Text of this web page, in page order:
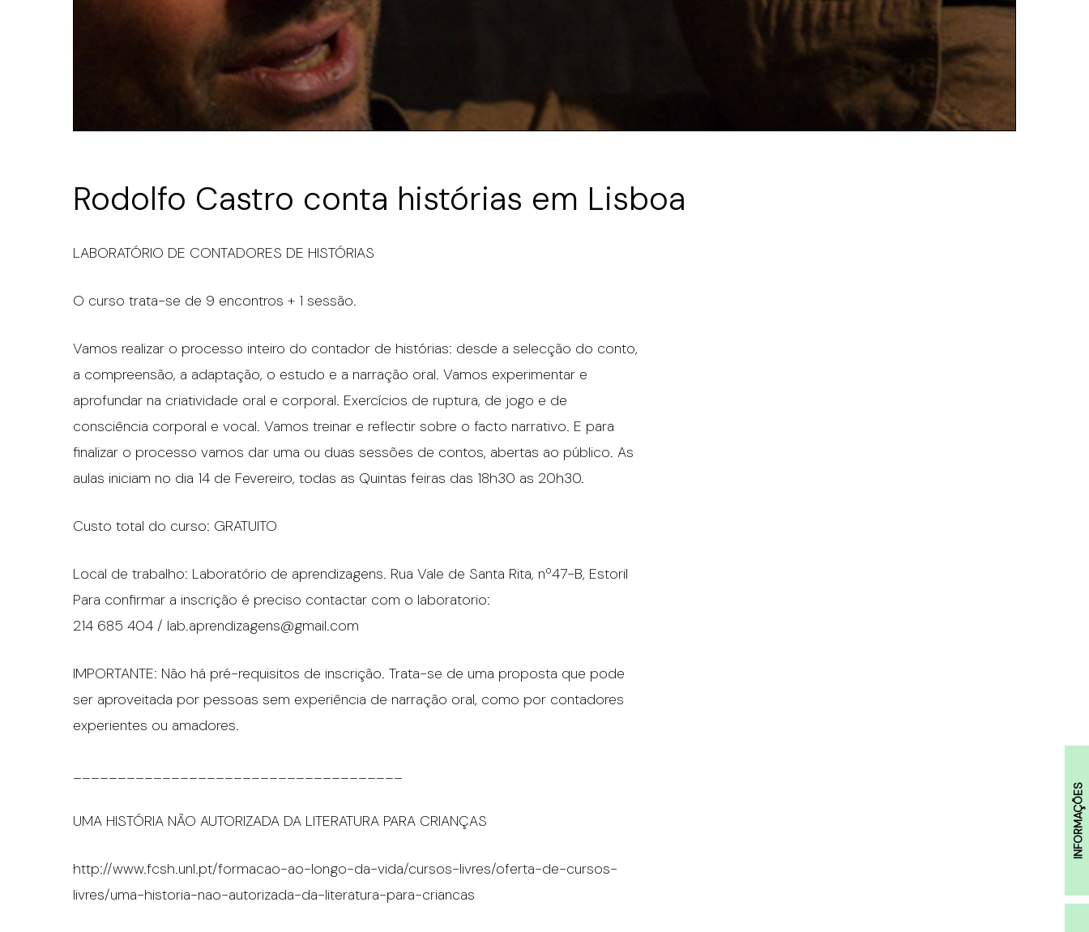
INFORMAÇÕES
Rodolfo Castro conta histórias em Lisboa
LABORATÓRIO DE CONTADORES DE HISTÓRIAS
O curso trata-se de 9 encontros + 1 sessão.
Vamos realizar o processo inteiro do contador de histórias: desde a selecção do conto,
a compreensão, a adaptação, o estudo e a narração oral. Vamos experimentar e
aprofundar na criatividade oral e corporal. Exercícios de ruptura, de jogo e de
consciência corporal e vocal. Vamos treinar e reflectir sobre o facto narrativo. E para
finalizar o processo vamos dar uma ou duas sessões de contos, abertas ao público. As
aulas iniciam no dia 14 de Fevereiro, todas as Quintas feiras das 18h30 as 20h30.
Custo total do curso: GRATUITO
Local de trabalho: Laboratório de aprendizagens. Rua Vale de Santa Rita, nº47-B, Estoril
Para confirmar a inscrição é preciso contactar com o laboratorio:
214 685 404 / lab.aprendizagens@gmail.com
IMPORTANTE: Não há pré-requisitos de inscrição. Trata-se de uma proposta que pode
ser aproveitada por pessoas sem experiência de narração oral, como por contadores
experientes ou amadores.
_____________________________________
UMA HISTÓRIA NÃO AUTORIZADA DA LITERATURA PARA CRIANÇAS
http://www.fcsh.unl.pt/formacao-ao-longo-da-vida/cursos-livres/oferta-de-cursos-
livres/uma-historia-nao-autorizada-da-literatura-para-criancas